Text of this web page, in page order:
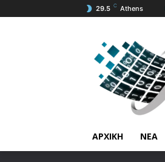
29.5 C Athens
ΑΡΧΙΚΗ ΝΕΑ